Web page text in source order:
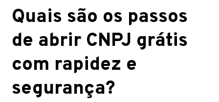
Quais são os passos
de abrir CNPJ grátis
com rapidez e
segurança?